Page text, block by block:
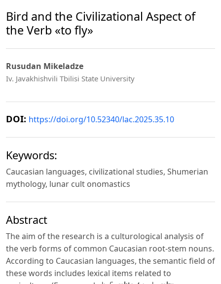
Bird and the Civilizational Aspect of
the Verb «to fly»
Rusudan Mikeladze
Iv. Javakhishvili Tbilisi State University
DOI: https://doi.org/10.52340/lac.2025.35.10
Keywords:
Caucasian languages, civilizational studies, Shumerian
mythology, lunar cult onomastics
Abstract
The aim of the research is a culturological analysis of
the verb forms of common Caucasian root-stem nouns.
According to Caucasian languages, the semantic field of
these words includes lexical items related to